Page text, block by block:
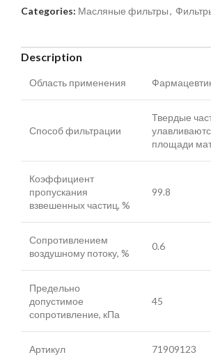
Categories: Масляные фильтры,
Description
Область применения
Способ фильтрации
Твердые
площади
Коэффициент
пропускания
взвешенных частиц, %
99.8
Сопротивлением
воздушному потоку, %
0.6
Предельно
допустимое
сопротивление, кПа
45
Артикул 71909123